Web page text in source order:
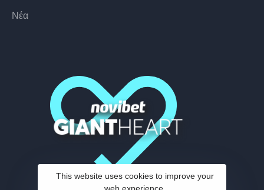
Nέα
This website uses cookies to improve your